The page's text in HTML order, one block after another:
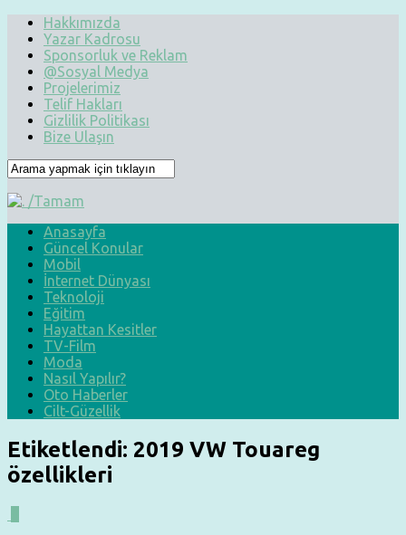
Hakkımızda
Yazar Kadrosu
Sponsorluk ve Reklam
@Sosyal Medya
Projelerimiz
Telif Hakları
Gizlilik Politikası
Bize Ulaşın
Anasayfa
Güncel Konular
Mobil
İnternet Dünyası
Teknoloji
Eğitim
Hayattan Kesitler
TV-Film
Moda
Nasıl Yapılır?
Oto Haberler
Cilt-Güzellik
Etiketlendi: 2019 VW Touareg
özellikleri